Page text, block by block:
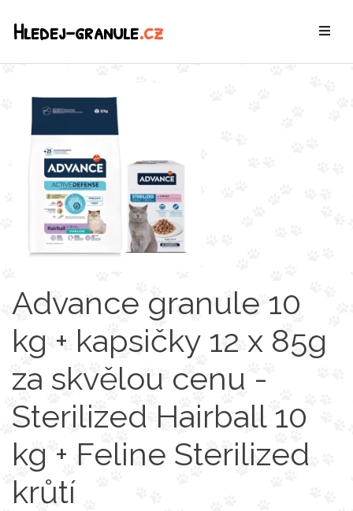
Hledej-granule.cz
Advance granule 10
kg + kapsičky 12 x 85g
za skvělou cenu -
Sterilized Hairball 10
kg + Feline Sterilized
krůtí